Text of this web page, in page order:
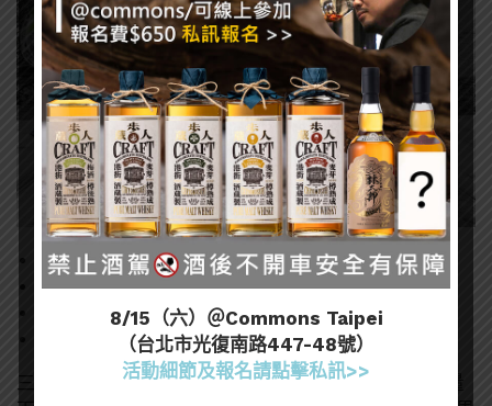
2023：1.2百萬
2022：1.5 百萬
成長：-18.8%
去年排名：7
三得利旗下的西班牙琴酒拉里歐，是這次排行榜中銷量
8/15（六）＠Commons Taipei
（台北市光復南路447-48號）
活動細節及報名請點擊私訊>>